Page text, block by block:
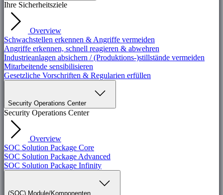
Ihre Sicherheitsziele
Overview
Schwachstellen erkennen & Angriffe vermeiden
Angriffe erkennen, schnell reagieren & abwehren
Industrieanlagen absichern / (Produktions-)stillstände vermeiden
Mitarbeitende sensibilisieren
Gesetzliche Vorschriften & Regularien erfüllen
Security Operations Center
Security Operations Center
Overview
SOC Solution Package Core
SOC Solution Package Advanced
SOC Solution Package Infinity
(SOC) Module/Komponenten